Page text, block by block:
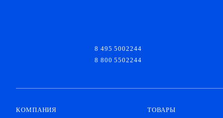
8 495 5002244
8 800 5502244
КОМПАНИЯ ТОВАРЫ